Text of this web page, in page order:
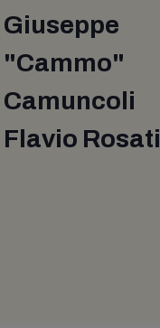
Giuseppe
"Cammo"
Camuncoli
Flavio Rosati